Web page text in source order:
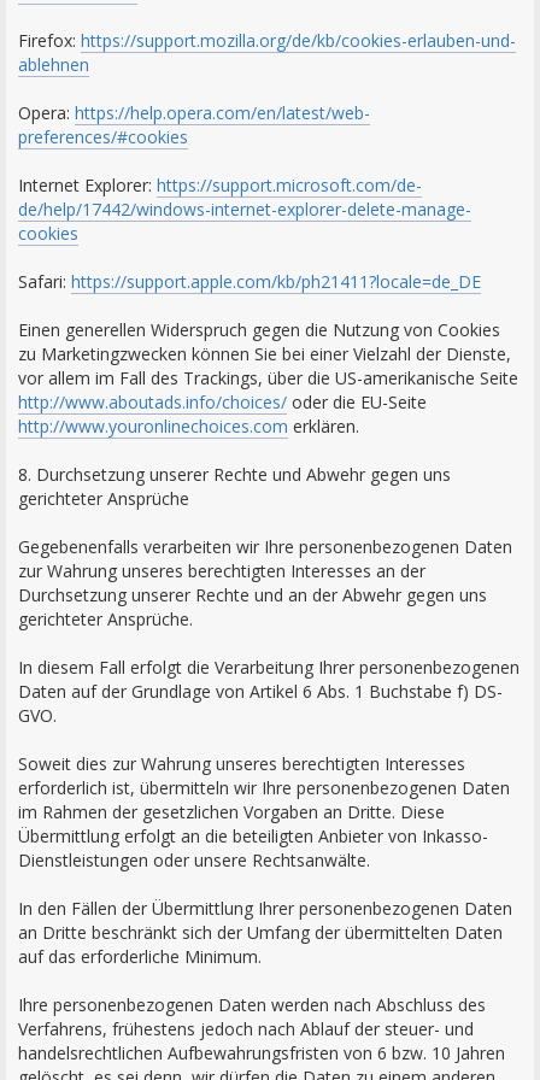
Firefox: https://support.mozilla.org/de/kb/cookies-erlauben-und-
ablehnen
Opera: https://help.opera.com/en/latest/web-
preferences/#cookies
Internet Explorer: https://support.microsoft.com/de-
de/help/17442/windows-internet-explorer-delete-manage-
cookies
Safari: https://support.apple.com/kb/ph21411?locale=de_DE
Einen generellen Widerspruch gegen die Nutzung von Cookies
zu Marketingzwecken können Sie bei einer Vielzahl der Dienste,
vor allem im Fall des Trackings, über die US-amerikanische Seite
http://www.aboutads.info/choices/ oder die EU-Seite
http://www.youronlinechoices.com erklären.
8. Durchsetzung unserer Rechte und Abwehr gegen uns
gerichteter Ansprüche
Gegebenenfalls verarbeiten wir Ihre personenbezogenen Daten
zur Wahrung unseres berechtigten Interesses an der
Durchsetzung unserer Rechte und an der Abwehr gegen uns
gerichteter Ansprüche.
In diesem Fall erfolgt die Verarbeitung Ihrer personenbezogenen
Daten auf der Grundlage von Artikel 6 Abs. 1 Buchstabe f) DS-
GVO.
Soweit dies zur Wahrung unseres berechtigten Interesses
erforderlich ist, übermitteln wir Ihre personenbezogenen Daten
im Rahmen der gesetzlichen Vorgaben an Dritte. Diese
Übermittlung erfolgt an die beteiligten Anbieter von Inkasso-
Dienstleistungen oder unsere Rechtsanwälte.
In den Fällen der Übermittlung Ihrer personenbezogenen Daten
an Dritte beschränkt sich der Umfang der übermittelten Daten
auf das erforderliche Minimum.
Ihre personenbezogenen Daten werden nach Abschluss des
Verfahrens, frühestens jedoch nach Ablauf der steuer- und
handelsrechtlichen Aufbewahrungsfristen von 6 bzw. 10 Jahren